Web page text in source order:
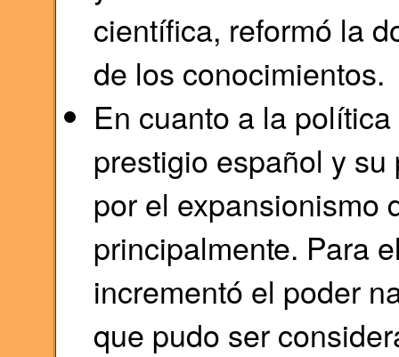
científica, reformó la
de los conocimientos.
En cuanto a la
prestigio español y
por el expansionismo
principalmente. Para
incrementó el poder
que pudo ser